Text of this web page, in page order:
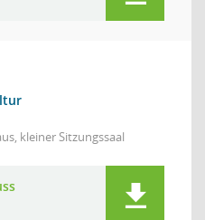
kleiner Sitzungssaal